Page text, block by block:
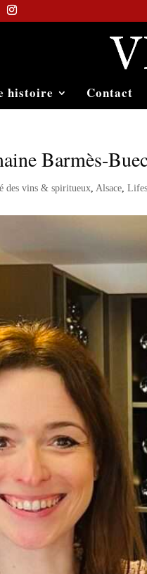
histoire Contact
Barmès-
des vins & spiritueux,Alsace,